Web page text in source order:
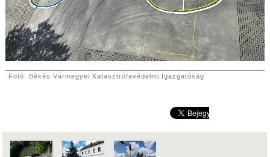
Fotó: Békés Vármegyei Katasztrófavédelmi Igazgatóság